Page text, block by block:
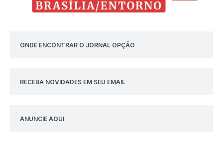
ONDE ENCONTRAR O JORNAL OPÇÃO
RECEBA NOVIDADES EM SEU EMAIL
ANUNCIE AQUI